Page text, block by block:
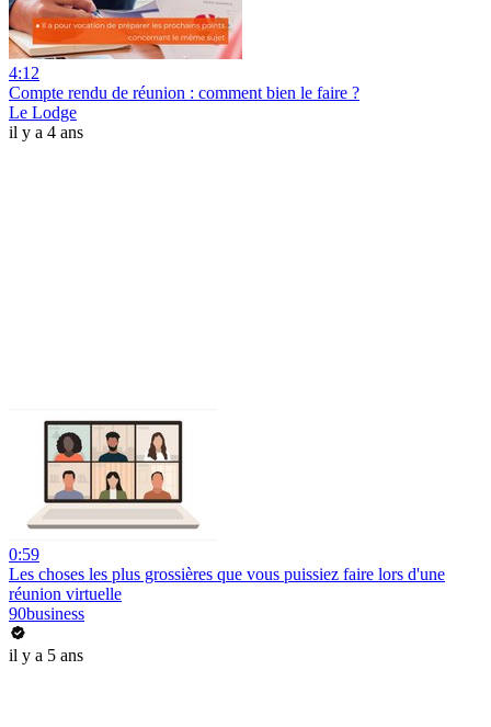
4:12
Compte rendu de réunion : comment bien le faire ?
Le Lodge
il y a 4 ans
0:59
Les choses les plus grossières que vous puissiez faire lors d'une
réunion virtuelle
90business
il y a 5 ans